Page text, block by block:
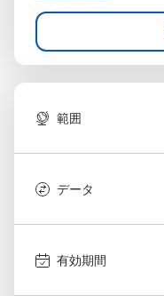
範囲
データ
有効期間